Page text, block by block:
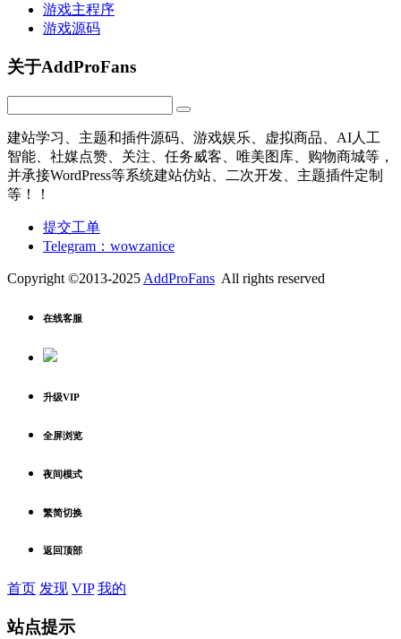
游戏主程序
游戏源码
关于AddProFans
建站学习、主题和插件源码、游戏娱乐、虚拟商品、AI人工
智能、社媒点赞、关注、任务威客、唯美图库、购物商城等，
并承接WordPress等系统建站仿站、二次开发、主题插件定制
等！！
提交工单
Telegram：wowzanice
Copyright ©2013-2025 AddProFans All rights reserved
在线客服
升级VIP
全屏浏览
夜间模式
繁简切换
返回顶部
首页 发现 VIP 我的
站点提示